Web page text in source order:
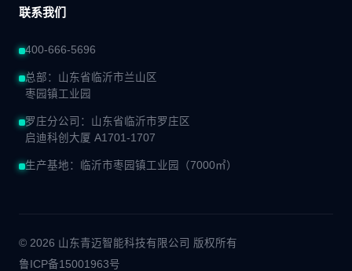
联系我们
400-666-5696
总部：山东省临沂市兰山区
枣园镇工业园
罗庄分公司：山东省临沂市罗庄区
启迪科创大厦 A1701-1707
生产基地：临沂市枣园镇工业园（7000㎡）
© 2026 山东青迈智能科技有限公司 版权所有
鲁ICP备15001963号